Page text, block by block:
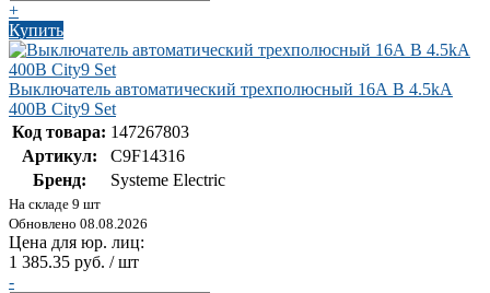
+
Купить
Выключатель автоматический трехполюсный 16А B 4.5kA
400В City9 Set
Код товара: 147267803
Артикул:
C9F14316
Бренд:
Systeme Electric
На складе 9 шт
Обновлено 08.08.2026
Цена для юр. лиц:
1 385.35 руб. / шт
-